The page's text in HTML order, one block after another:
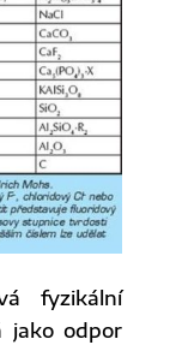
fyzikální
jako odpor